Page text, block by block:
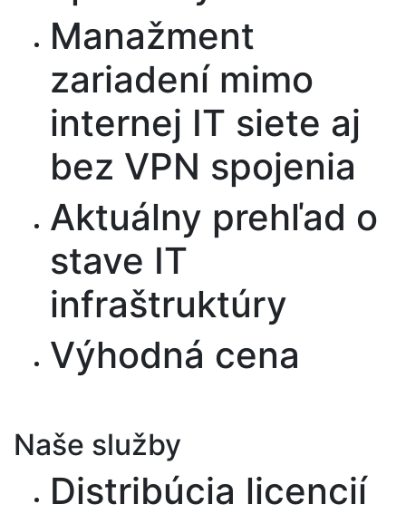
Manažment
zariadení mimo
internej IT siete aj
bez VPN spojenia
Aktuálny prehľad o
stave IT
infraštruktúry
Výhodná cena
Naše služby
Distribúcia licencií